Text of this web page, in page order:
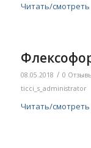
Читать/
08.05.2018 / 0
ticci_s_administrator
Читать/